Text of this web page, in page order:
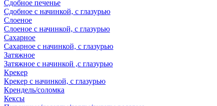
Сдобное печенье
Сдобное с начинкой, с глазурью
Слоеное
Слоеное с начинкой, с глазурью
Сахарное
Сахарное с начинкой, с глазурью
Затяжное
Затяжное с начинкой ,с глазурью
Крекер
Крекер с начинкой, с глазурью
Крендель/соломка
Кексы